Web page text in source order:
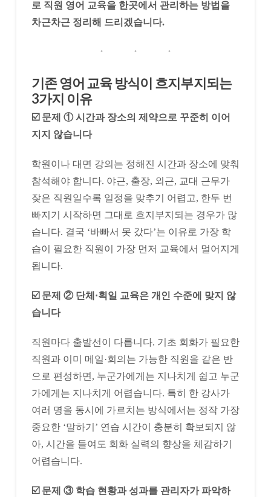
로 직원 영어 교육을 한곳에서 관리하는 방법을
차근차근 정리해 드리겠습니다.
기존 영어 교육 방식이 흐지부지되는
3가지 이유
☑️ 문제 ① 시간과 장소의 제약으로 꾸준히 이어
지지 않습니다
학원이나 대면 강의는 정해진 시간과 장소에 맞춰
참석해야 합니다. 야근, 출장, 외근, 교대 근무가
잦은 직원일수록 일정을 맞추기 어렵고, 한두 번
빠지기 시작하면 그대로 흐지부지되는 경우가 많
습니다. 결국 ‘바빠서 못 갔다’는 이유로 가장 학
습이 필요한 직원이 가장 먼저 교육에서 멀어지게
됩니다.
☑️ 문제 ② 단체·획일 교육은 개인 수준에 맞지 않
습니다
직원마다 출발선이 다릅니다. 기초 회화가 필요한
직원과 이미 메일·회의는 가능한 직원을 같은 반
으로 편성하면, 누군가에게는 지나치게 쉽고 누군
가에게는 지나치게 어렵습니다. 특히 한 강사가
여러 명을 동시에 가르치는 방식에서는 정작 가장
중요한 ‘말하기’ 연습 시간이 충분히 확보되지 않
아, 시간을 들여도 회화 실력의 향상을 체감하기
어렵습니다.
☑️ 문제 ③ 학습 현황과 성과를 관리자가 파악하